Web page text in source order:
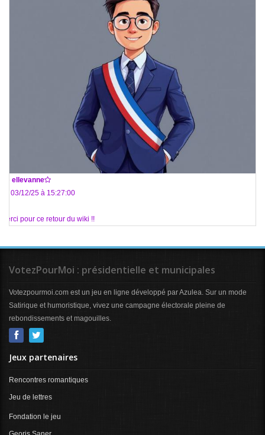
ellevanne
Le 03/12/25 à 15:27:00
Merci pour ce retour du wiki !!
VotezPourMoi : présidentielle et municipales
Votezpourmoi.com est un jeu en ligne développé par Azulea. Sur un mode
Satirique et humoristique, vivez une campagne électorale pleine de
rebondissements et magouilles.
Jeux partenaires
Rencontres romantiques
Jeu de lettres
Fondation le jeu